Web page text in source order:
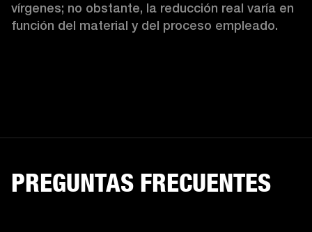
vírgenes; no obstante, la reducción real varía en
función del material y del proceso empleado.
PREGUNTAS FRECUENTES